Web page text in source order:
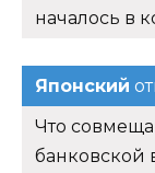
началось в
Японский
Что
банковской